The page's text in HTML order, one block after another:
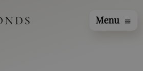
Menu menu